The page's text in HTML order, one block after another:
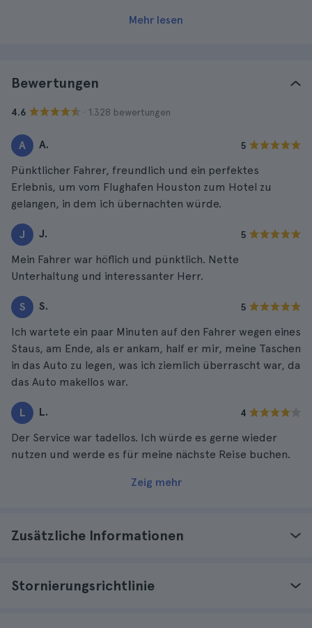
Mehr lesen
Bewertungen
4.6 · 1.328 bewertungen
A A. 5
Pünktlicher Fahrer, freundlich und ein perfektes
Erlebnis, um vom Flughafen Houston zum Hotel zu
gelangen, in dem ich übernachten würde.
J J. 5
Mein Fahrer war höflich und pünktlich. Nette
Unterhaltung und interessanter Herr.
S S. 5
Ich wartete ein paar Minuten auf den Fahrer wegen eines
Staus, am Ende, als er ankam, half er mir, meine Taschen
in das Auto zu legen, was ich ziemlich überrascht war, da
das Auto makellos war.
L L. 4
Der Service war tadellos. Ich würde es gerne wieder
nutzen und werde es für meine nächste Reise buchen.
Zeig mehr
Zusätzliche Informationen
Stornierungsrichtlinie